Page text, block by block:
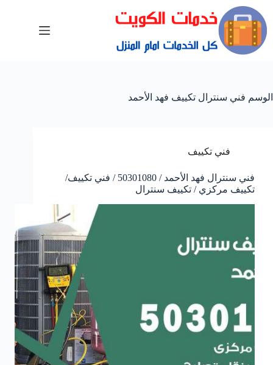
الوسم فني سنترال تكييف فهد الأحمد
فني تكييف
فني سنترال فهد الأحمد / 50301080 / فني تكييف/
تكييف مركزي / تكييف سنترال